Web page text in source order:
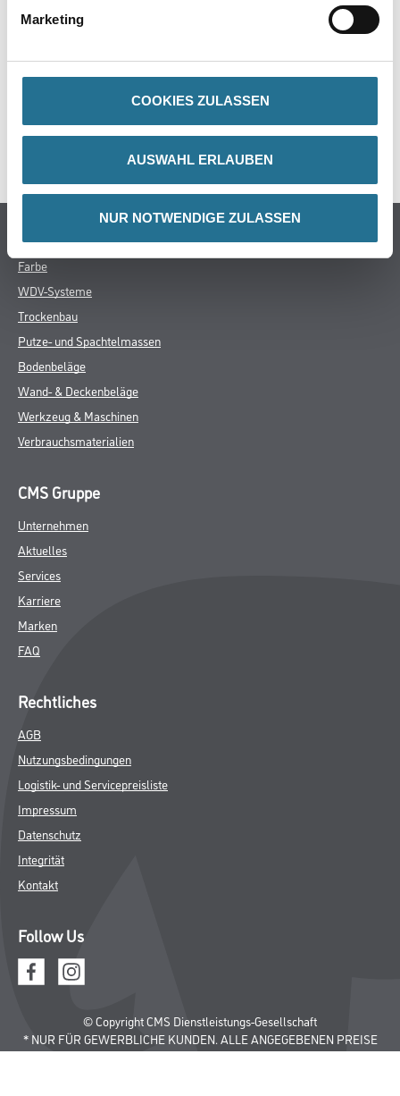
Marketing
COOKIES ZULASSEN
AUSWAHL ERLAUBEN
NUR NOTWENDIGE ZULASSEN
ZUSATZINFOS
GEFAHRENHINWEISE
SPEZIFIKATIONEN
Farbe
WDV-Systeme
Trockenbau
Putze- und Spachtelmassen
Bodenbeläge
Wand- & Deckenbeläge
Werkzeug & Maschinen
Verbrauchsmaterialien
CMS Gruppe
Unternehmen
Aktuelles
Services
Karriere
Marken
FAQ
Rechtliches
AGB
Nutzungsbedingungen
Logistik- und Servicepreisliste
Impressum
Datenschutz
Integrität
Kontakt
Follow Us
© Copyright CMS Dienstleistungs-Gesellschaft
* NUR FÜR GEWERBLICHE KUNDEN. ALLE ANGEGEBENEN PREISE
SIND ZZGL. GESETZLICHER MWST.